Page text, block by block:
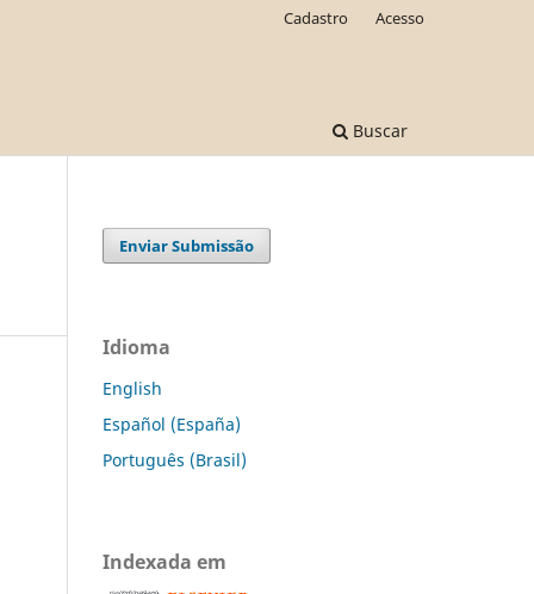
Buscar
Cadastro Acesso
Enviar Submissão
Idioma
English
Español (España)
Português (Brasil)
Indexada em